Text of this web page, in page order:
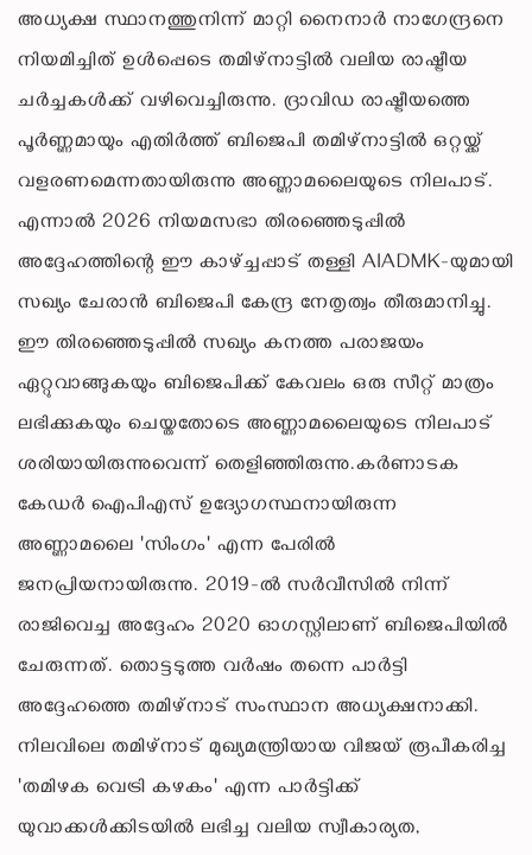
അധ്യക്ഷ സ്ഥാനത്തുനിന്ന് മാറ്റി നൈനാർ നാഗേന്ദ്രനെ
നിയമിച്ചിത് ഉൾപ്പെടെ തമിഴ്നാട്ടിൽ വലിയ രാഷ്ട്രീയ
ചർച്ചകൾക്ക് വഴിവെച്ചിരുന്നു. ദ്രാവിഡ രാഷ്ട്രീയത്തെ
പൂർണ്ണമായും എതിർത്ത് ബിജെപി തമിഴ്‌നാട്ടിൽ ഒറ്റയ്ക്ക്
വളരണമെന്നതായിരുന്നു അണ്ണാമലൈയുടെ നിലപാട്.
എന്നാൽ 2026 നിയമസഭാ തിരഞ്ഞെടുപ്പിൽ
അദ്ദേഹത്തിന്റെ ഈ കാഴ്ച്ചപ്പാട് തള്ളി AIADMK-യുമായി
സഖ്യം ചേരാൻ ബിജെപി കേന്ദ്ര നേതൃത്വം തീരുമാനിച്ചു.
ഈ തിരഞ്ഞെടുപ്പിൽ സഖ്യം കനത്ത പരാജയം
ഏറ്റുവാങ്ങുകയും ബിജെപിക്ക് കേവലം ഒരു സീറ്റ് മാത്രം
ലഭിക്കുകയും ചെയ്തതോടെ അണ്ണാമലൈയുടെ നിലപാട്
ശരിയായിരുന്നുവെന്ന് തെളിഞ്ഞിരുന്നു.കർണാടക
കേഡർ ഐപിഎസ് ഉദ്യോഗസ്ഥനായിരുന്ന
അണ്ണാമലൈ 'സിംഗം' എന്ന പേരിൽ
ജനപ്രിയനായിരുന്നു. 2019-ൽ സർവീസിൽ നിന്ന്
രാജിവെച്ച അദ്ദേഹം 2020 ഓഗസ്റ്റിലാണ് ബിജെപിയിൽ
ചേരുന്നത്. തൊട്ടടുത്ത വർഷം തന്നെ പാർട്ടി
അദ്ദേഹത്തെ തമിഴ്‌നാട് സംസ്ഥാന അധ്യക്ഷനാക്കി.
നിലവിലെ തമിഴ്നാട് മുഖ്യമന്ത്രിയായ വിജയ് രൂപീകരിച്ച
'തമിഴക വെട്രി കഴകം' എന്ന പാർട്ടിക്ക്
യുവാക്കൾക്കിടയിൽ ലഭിച്ച വലിയ സ്വീകാര്യത,